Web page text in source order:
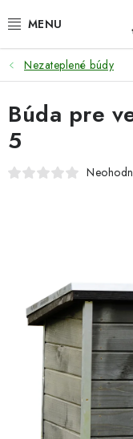
na
PRE HYDINU
PRE PSY
PRE ZAJACE
PRE VTÁKY
DARČEKOVÝ POUKAZ
Náš príbeh od začiatku
Hodnotenie obchodu
Nezateplené búdy
Búda pre
5